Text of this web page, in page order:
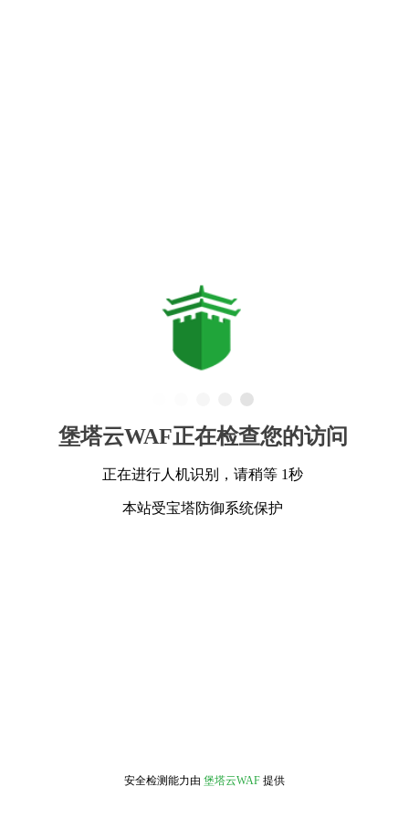
堡塔云WAF正在检查您的访问
正在进行人机识别，请稍等 1秒
本站受宝塔防御系统保护
安全检测能力由 堡塔云WAF 提供